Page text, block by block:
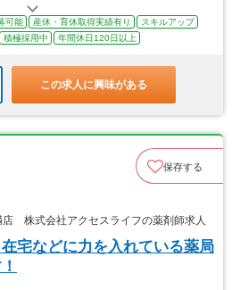
可能 産休・育休取得実績有り
スキルアップ
積極採用中 年間休日120日以上
この求人に興味がある
保存する
株式会社アクセスライフの薬剤師求人
在宅などに力を入れている薬局